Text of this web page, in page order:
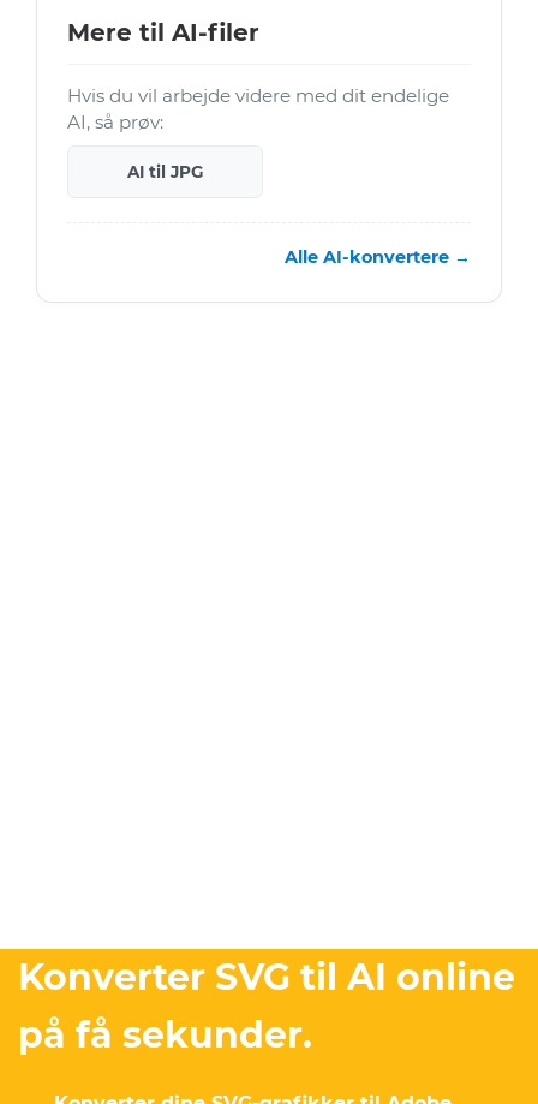
Mere til AI-filer
Hvis du vil arbejde videre med dit endelige
AI, så prøv:
AI til JPG
Alle AI-konvertere →
Konverter SVG til AI online
på få sekunder.